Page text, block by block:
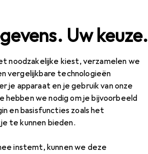
Uw keuze.
noodzakelijke kiest, verzamelen we
vergelijkbare technologieën
je apparaat en je gebruik van onze
hebben we nodig om je bijvoorbeeld
en basisfuncties zoals het
te kunnen bieden.
instemt, kunnen we deze
Speelgoed
+ Poppen